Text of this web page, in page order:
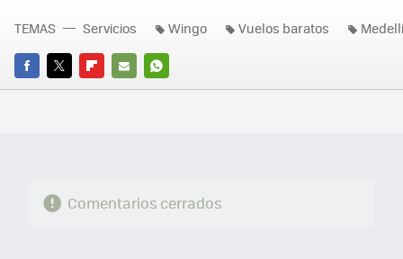
FACEBOOK
TWITTERFLIPBOARD
E-
WHATSAPP
TEMAS Servicios Wingo Vuelos baratos
Comentarios cerrados